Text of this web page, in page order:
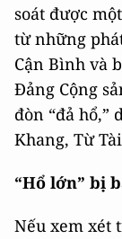
soát được
từ những
Cận Bình và
Đảng Cộng
đòn “đả hổ,”
Khang, Từ
“Hổ lớn” bị
Nếu xem xét